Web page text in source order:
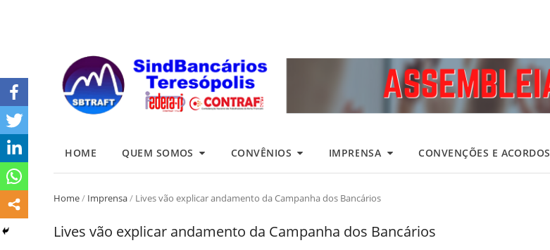
HOME QUEM SOMOS CONVÊNIOS IMPRENSA CONVENÇÕES E ACORDOS
Home/ Imprensa/ Lives vão explicar andamento da Campanha dos Bancários
Lives vão explicar andamento da Campanha dos Bancários